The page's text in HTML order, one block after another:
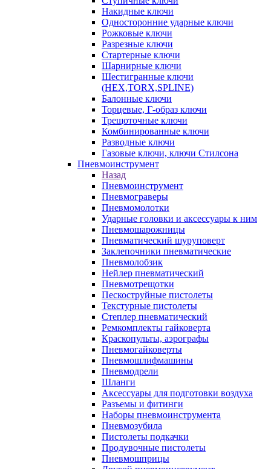
Накидные ключи
Односторонние ударные ключи
Рожковые ключи
Разрезные ключи
Стартерные ключи
Шарнирные ключи
Шестигранные ключи
(HEX,TORX,SPLINE)
Балонные ключи
Торцевые, Г-образ ключи
Трещоточные ключи
Комбинированные ключи
Разводные ключи
Газовые ключи, ключи Стилсона
Пневмоинструмент
Назад
Пневмоинструмент
Пневмограверы
Пневмомолотки
Ударные головки и аксессуары к ним
Пневмошарожницы
Пневматический шуруповерт
Заклепочники пневматические
Пневмолобзик
Нейлер пневматический
Пневмотрещотки
Пескоструйные пистолеты
Текстурные пистолеты
Степлер пневматический
Ремкомплекты гайковерта
Краскопульты, аэрографы
Пневмогайковерты
Пневмошлифмашины
Пневмодрели
Шланги
Аксессуары для подготовки воздуха
Разъемы и фитинги
Наборы пневмоинструмента
Пневмозубила
Пистолеты подкачки
Продувочные пистолеты
Пневмошприцы